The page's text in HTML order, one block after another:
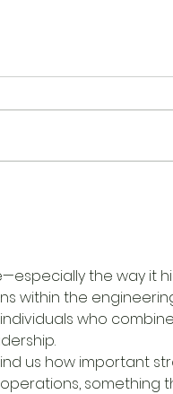
the way it
within the
who
us how important
something